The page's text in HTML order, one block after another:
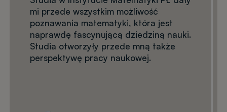
mi przede wszystkim możliwość
poznawania matematyki, która jest
naprawdę fascynującą dziedziną nauki.
Studia otworzyły przede mną także
perspektywę pracy naukowej.